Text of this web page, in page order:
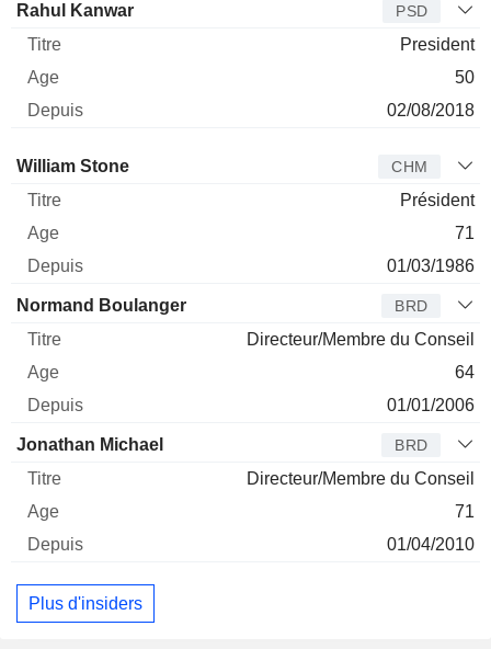
Rahul Kanwar PSD
President
50
02/08/2018
Administrateur
William Stone CHM
Président
71
01/03/1986
Normand Boulanger BRD
Directeur/Membre du Conseil
64
01/01/2006
Jonathan Michael BRD
Directeur/Membre du Conseil
71
01/04/2010
Plus d'insiders